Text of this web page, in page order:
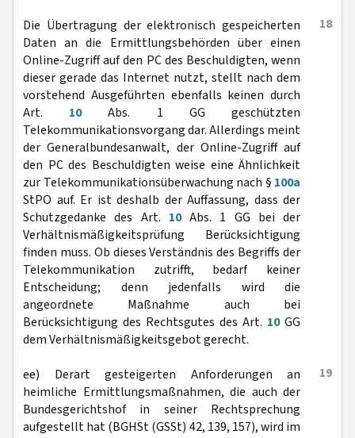
18
Die Übertragung der elektronisch gespeicherten
Daten an die Ermittlungsbehörden über einen
Online-Zugriff auf den PC des Beschuldigten, wenn
dieser gerade das Internet nutzt, stellt nach dem
vorstehend Ausgeführten ebenfalls keinen durch
Art. 10Abs. 1 GG geschützten
Telekommunikationsvorgang dar. Allerdings meint
der Generalbundesanwalt, der Online-Zugriff auf
den PC des Beschuldigten weise eine Ähnlichkeit
zur Telekommunikationsüberwachung nach § 100a
StPO auf. Er ist deshalb der Auffassung, dass der
Schutzgedanke des Art. 10Abs. 1 GG bei der
Verhältnismäßigkeitsprüfung Berücksichtigung
finden muss. Ob dieses Verständnis des Begriffs der
Telekommunikation zutrifft, bedarf keiner
Entscheidung; denn jedenfalls wird die
angeordnete Maßnahme auch bei
Berücksichtigung des Rechtsgutes des Art. 10GG
dem Verhältnismäßigkeitsgebot gerecht.
19
ee) Derart gesteigerten Anforderungen an
heimliche Ermittlungsmaßnahmen, die auch der
Bundesgerichtshof in seiner Rechtsprechung
aufgestellt hat (BGHSt (GSSt) 42, 139, 157), wird im